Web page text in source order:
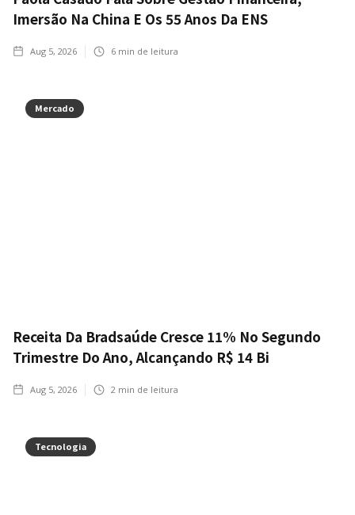
Imersão Na China E Os 55 Anos Da ENS
Aug 5, 2026 6 min de leitura
Mercado
Receita Da Bradsaúde Cresce 11% No Segundo
Trimestre Do Ano, Alcançando R$ 14 Bi
Aug 5, 2026 2 min de leitura
Tecnologia